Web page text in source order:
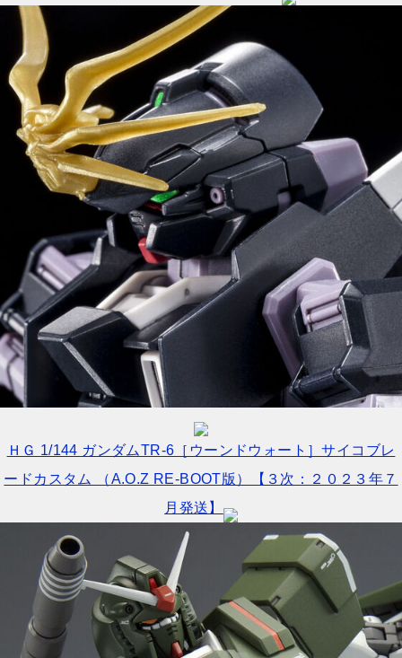
ＨＧ 1/144 ガンダムTR-6［ウーンドウォート］サイコブレ
ードカスタム （A.O.Z RE-BOOT版）【３次：２０２３年７
月発送】